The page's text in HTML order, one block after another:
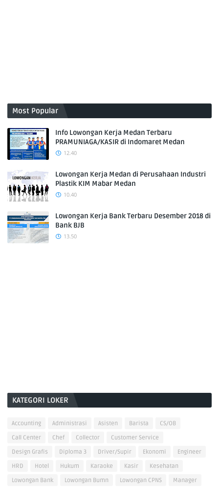
Most Popular
Info Lowongan Kerja Medan Terbaru
PRAMUNIAGA/KASIR di Indomaret Medan
12.40
Lowongan Kerja Medan di Perusahaan Industri
Plastik KIM Mabar Medan
10.40
Lowongan Kerja Bank Terbaru Desember 2018 di
Bank BJB
13.50
KATEGORI LOKER
Accounting Administrasi Asisten Barista
CS/OB
Call Center
Chef Collector
Customer Service
Design Grafis
Diploma 3 Driver/Supir Ekonomi
Engineer
HRD
Hotel Hukum Karaoke Kasir
Kesehatan
Lowongan Bank
Lowongan Bumn Lowongan CPNS
Manager